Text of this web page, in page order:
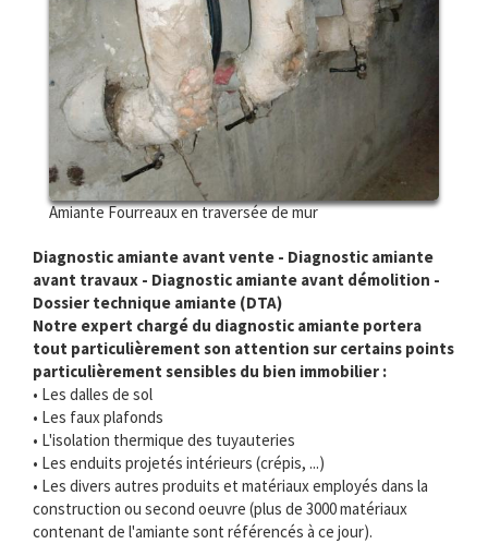
Amiante Fourreaux en traversée de mur
Diagnostic amiante avant vente - Diagnostic amiante
avant travaux - Diagnostic amiante avant démolition -
Dossier technique amiante (DTA)
Notre expert chargé du diagnostic amiante portera
tout particulièrement son attention sur certains points
particulièrement sensibles du bien immobilier :
• Les dalles de sol
• Les faux plafonds
• L'isolation thermique des tuyauteries
• Les enduits projetés intérieurs (crépis, ...)
• Les divers autres produits et matériaux employés dans la
construction ou second oeuvre (plus de 3000 matériaux
contenant de l'amiante sont référencés à ce jour).